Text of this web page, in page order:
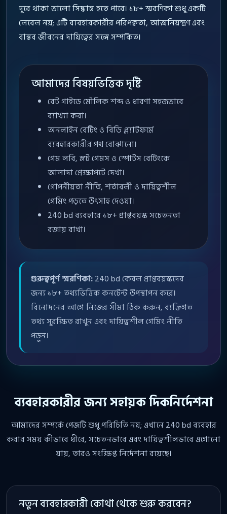
দূরে থাকা ভালো সিদ্ধান্ত হতে পারে। ১৮+ স্মরণিকা শুধু একটি
লেবেল নয়; এটি ব্যবহারকারীর পরিপক্বতা, আত্মনিয়ন্ত্রণ এবং
বাস্তব জীবনের দায়িত্বের সঙ্গে সম্পর্কিত।
আমাদের বিষয়ভিত্তিক দৃষ্টি
বেট গাইডে মৌলিক শব্দ ও ধারণা সহজভাবে
ব্যাখ্যা করা।
অনলাইন বেটিং ও বিডি প্ল্যাটফর্মে
ব্যবহারকারীর পথ বোঝানো।
গেম লবি, স্লট গেমস ও স্পোর্টস বেটিংকে
আলাদা প্রেক্ষাপটে দেখা।
গোপনীয়তা নীতি, শর্তাবলী ও দায়িত্বশীল
গেমিং পড়তে উৎসাহ দেওয়া।
240 bd ব্যবহারে ১৮+ প্রাপ্তবয়স্ক সচেতনতা
বজায় রাখা।
গুরুত্বপূর্ণ স্মরণিকা:240 bd কেবল প্রাপ্তবয়স্কদের
জন্য ১৮+ তথ্যভিত্তিক কনটেন্ট উপস্থাপন করে।
বিনোদনের আগে নিজের সীমা ঠিক করুন, ব্যক্তিগত
তথ্য সুরক্ষিত রাখুন এবং দায়িত্বশীল গেমিং নীতি
পড়ুন।
ব্যবহারকারীর জন্য সহায়ক দিকনির্দেশনা
আমাদের সম্পর্কে পেজটি শুধু পরিচিতি নয়; এখানে 240 bd ব্যবহার
করার সময় কীভাবে ধীরে, সচেতনভাবে এবং দায়িত্বশীলভাবে এগোনো
যায়, তারও সংক্ষিপ্ত নির্দেশনা রয়েছে।
নতুন ব্যবহারকারী কোথা থেকে শুরু করবেন?